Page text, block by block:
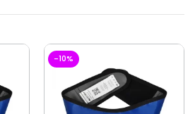
tiene
variantes.
Las
opciones
pueden
-10%